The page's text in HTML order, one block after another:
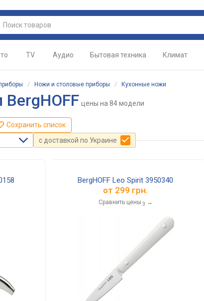
TV Аудио Бытовая техника Климат
/ Ножи и столовые приборы / Кухонные ножи
цены на 84 модели
Сохранить список
с доставкой по Украине
BergHOFF Leo Spirit 3950340
от 299 грн.
Сравнить цены 3 →